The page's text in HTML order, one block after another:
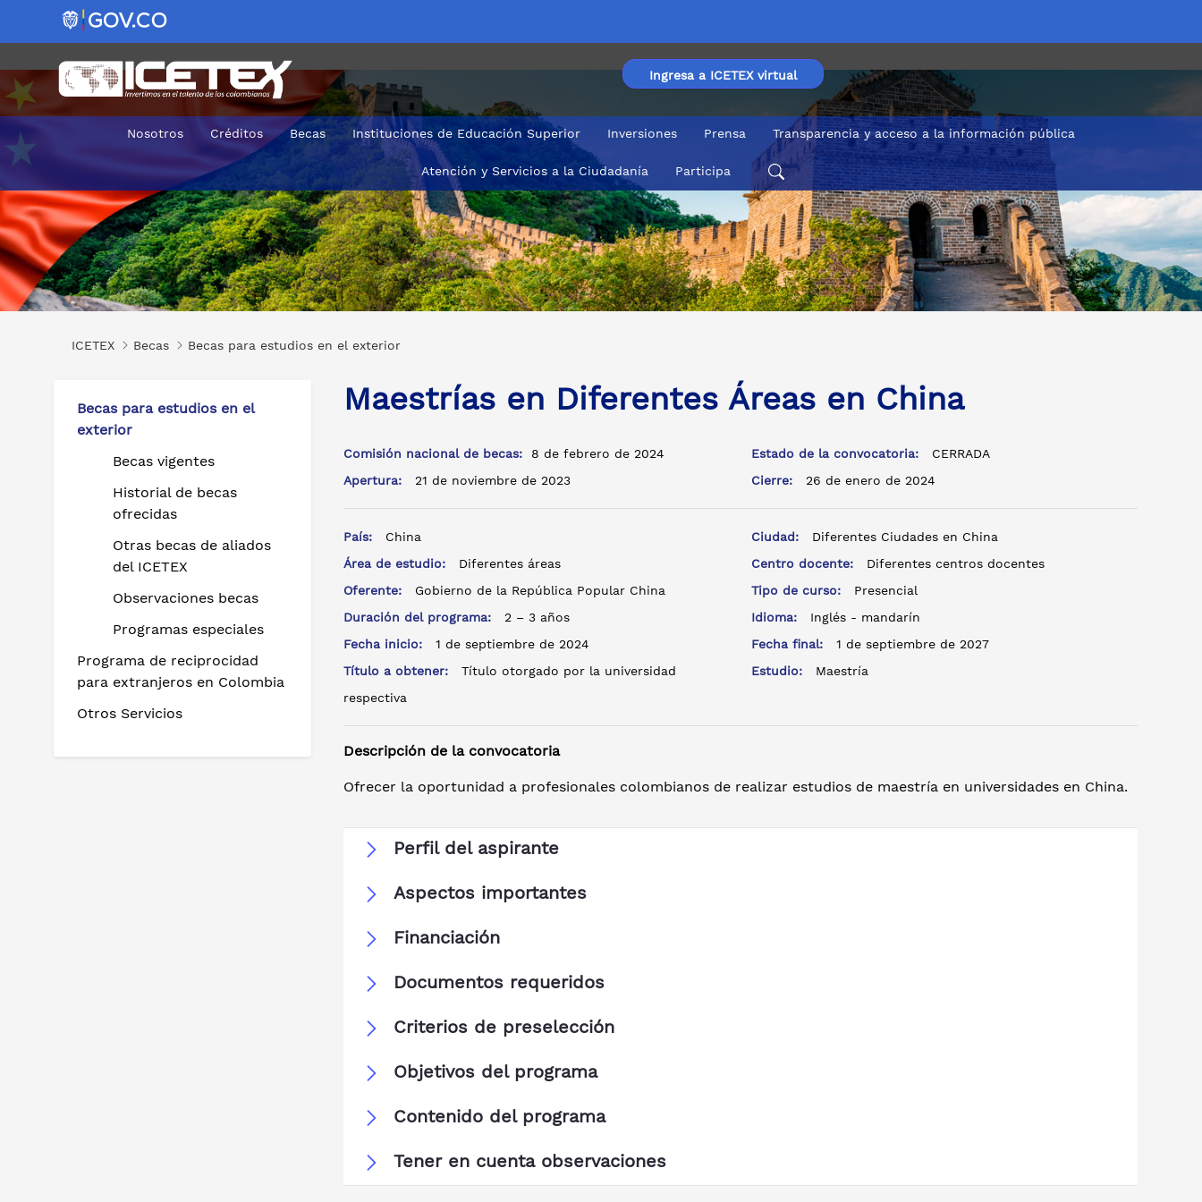
Ingresa a ICETEX virtual
Nosotros Créditos Becas Instituciones de Educación Superior Inversiones Prensa Transparencia y acceso a la información pública
Atención y Servicios a la Ciudadanía Participa
Maestrías en Diferentes Áreas en China
ICETEX Becas Becas para estudios en el exterior
Becas para estudios en el
exterior
Becas vigentes
Historial de becas
ofrecidas
Otras becas de aliados
del ICETEX
Observaciones becas
Programas especiales
Programa de reciprocidad
para extranjeros en Colombia
Otros Servicios
Maestrías en Diferentes Áreas en China
Comisión nacional de becas: 8 de febrero de 2024
Apertura:
21 de noviembre de 2023
Estado de la convocatoria:
CERRADA
Cierre:
26 de enero de 2024
País:
China
Área de estudio:
Diferentes áreas
Oferente:
Gobierno de la República Popular China
Duración del programa:
2 – 3 años
Fecha inicio:
1 de septiembre de 2024
Título a obtener:
Título otorgado por la universidad
respectiva
Ciudad:
Diferentes Ciudades en China
Centro docente:
Diferentes centros docentes
Tipo de curso:
Presencial
Idioma:
Inglés - mandarín
Fecha final:
1 de septiembre de 2027
Estudio:
Maestría
Descripción de la convocatoria
Ofrecer la oportunidad a profesionales colombianos de realizar estudios de maestría en universidades en China.
Perfil del aspirante
Aspectos importantes
Financiación
Documentos requeridos
Criterios de preselección
Objetivos del programa
Contenido del programa
Tener en cuenta observaciones